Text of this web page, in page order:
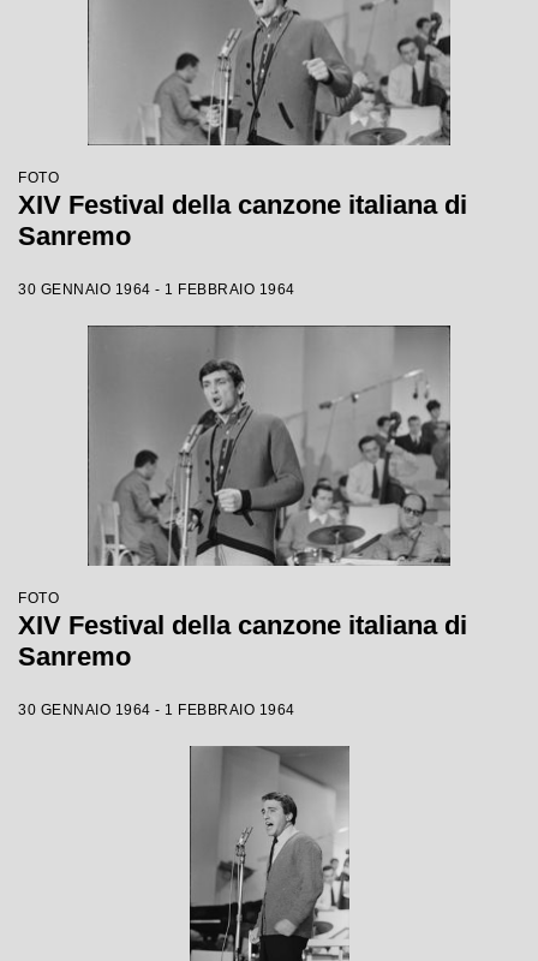
FOTO
XIV Festival della canzone italiana di
Sanremo
30 GENNAIO 1964 - 1 FEBBRAIO 1964
FOTO
XIV Festival della canzone italiana di
Sanremo
30 GENNAIO 1964 - 1 FEBBRAIO 1964